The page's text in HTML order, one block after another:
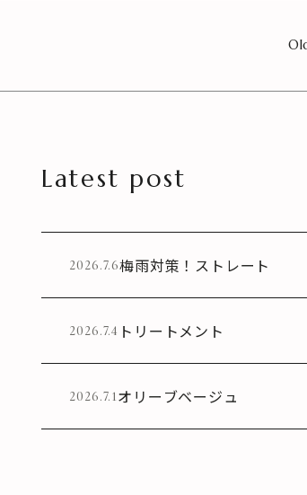
Latest post
2026.7.6梅雨対策！ストレート
2026.7.4 トリートメント
2026.7.1オリーブベージュ